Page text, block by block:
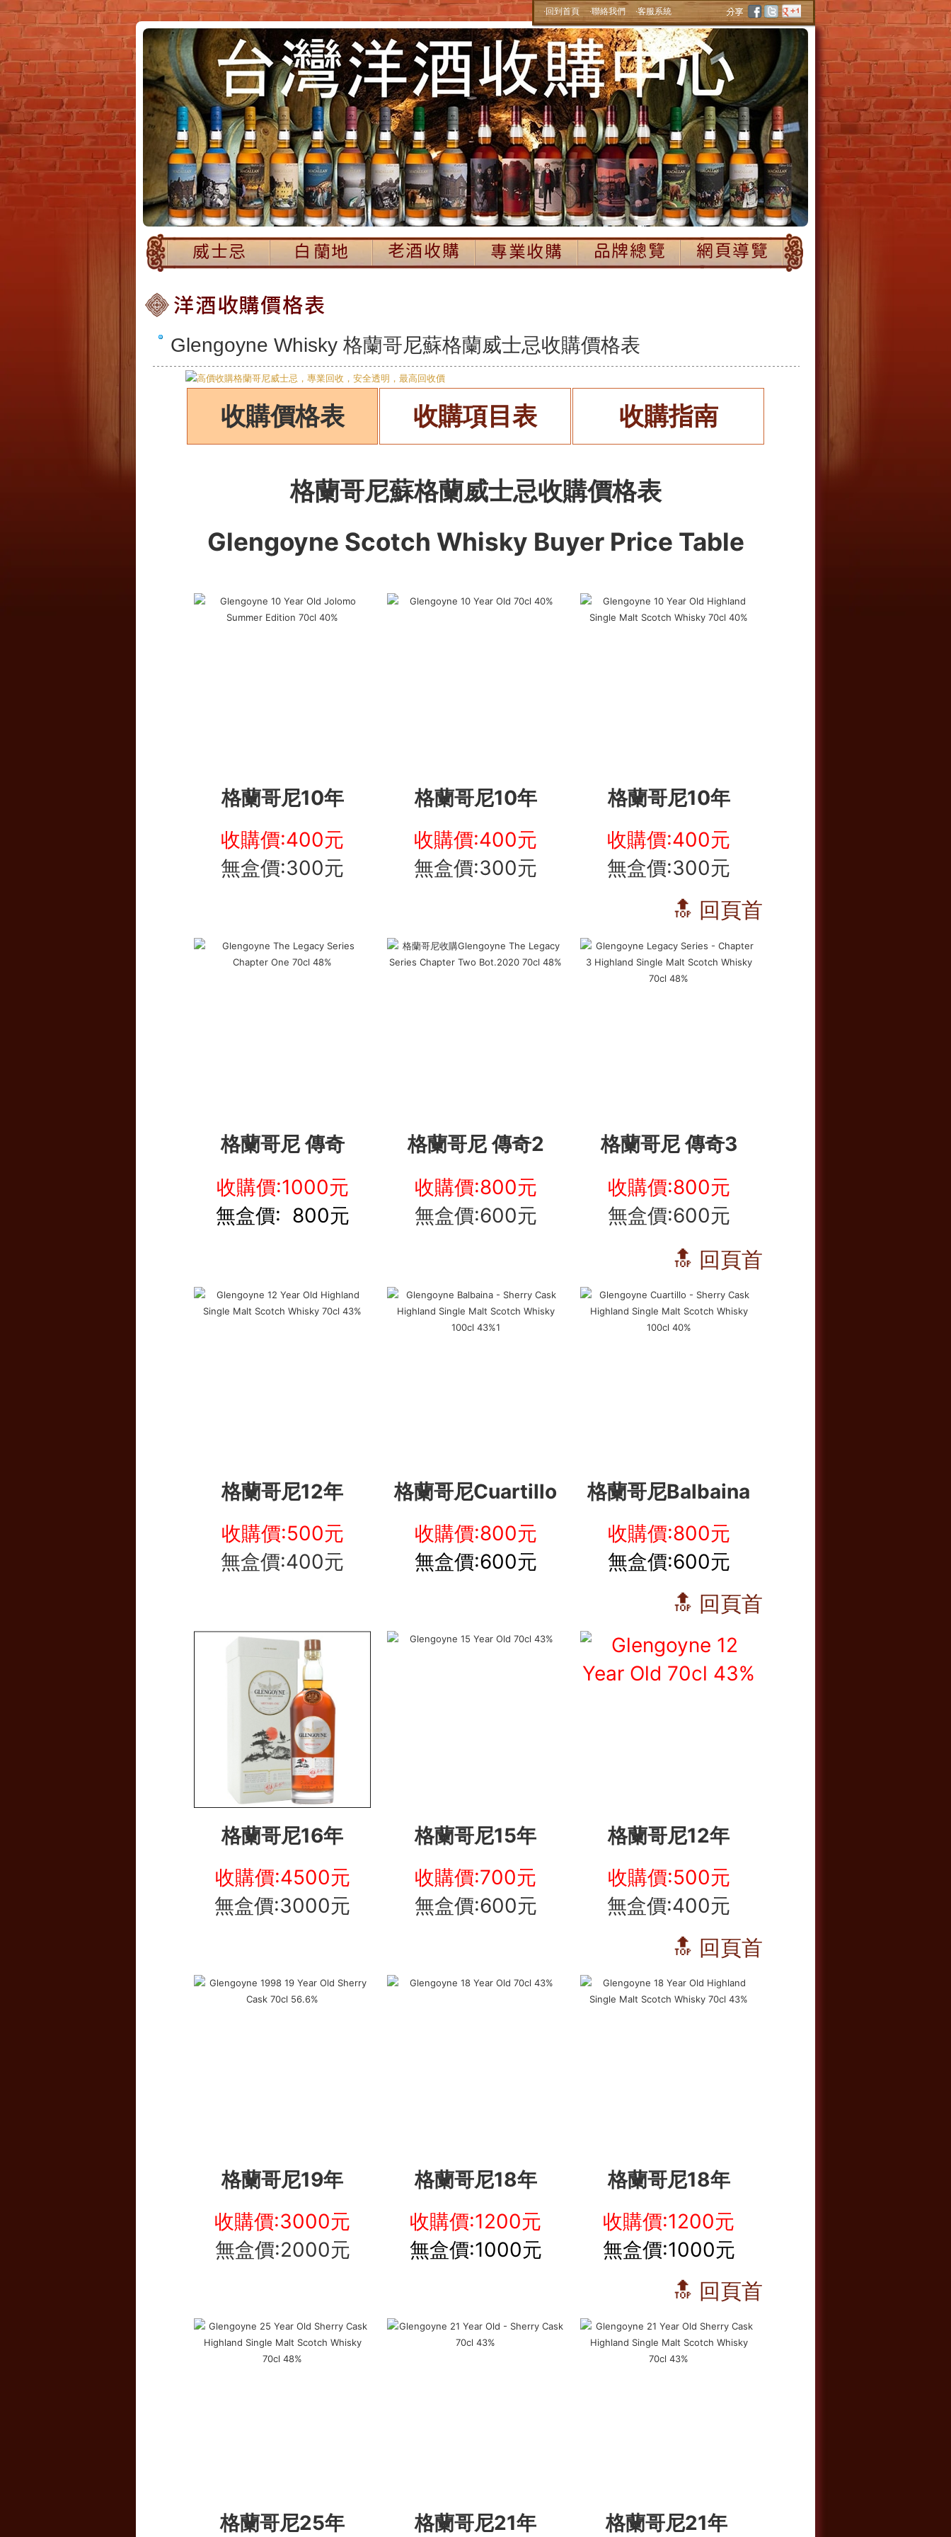
‧回到首頁 ‧聯絡我們 ‧客服系統
Glengoyne Whisky 格蘭哥尼蘇格蘭威士忌收購價格表
收購價格表 收購項目表 收購指南
格蘭哥尼蘇格蘭威士忌收購價格表
Glengoyne Scotch Whisky Buyer Price Table
格蘭哥尼10年 格蘭哥尼10年
格蘭哥尼10年
收購價:400元
無盒價:300元
收購價:400元
無盒價:300元
收購價:400元
無盒價:300元
🔝 回頁首
格蘭哥尼 傳奇 格蘭哥尼 傳奇2
格蘭哥尼 傳奇3
收購價:1000元
無盒價: 800元
收購價:800元
無盒價:600元
收購價:800元
無盒價:600元
🔝 回頁首
格蘭哥尼12年 格蘭哥尼Cuartillo
格蘭哥尼Balbaina
收購價:500元
無盒價:400元
收購價:800元
無盒價:600元
收購價:800元
無盒價:600元
🔝 回頁首
格蘭哥尼16年 格蘭哥尼15年
格蘭哥尼12年
收購價:4500元
無盒價:3000元
收購價:700元
無盒價:600元
收購價:500元
無盒價:400元
🔝 回頁首
格蘭哥尼19年 格蘭哥尼18年
格蘭哥尼18年
收購價:3000元
無盒價:2000元
收購價:1200元
無盒價:1000元
收購價:1200元
無盒價:1000元
🔝 回頁首
格蘭哥尼25年 格蘭哥尼21年 格蘭哥尼21年